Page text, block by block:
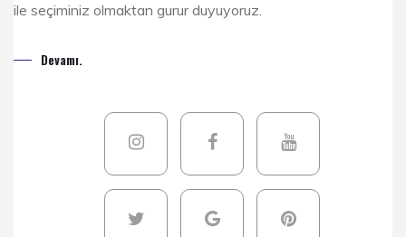
ile seçiminiz olmaktan gurur duyuyoruz.
Devamı.